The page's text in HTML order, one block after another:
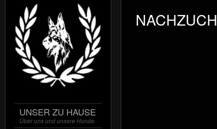
UNSER ZU HAUSE
Über uns und unsere Hunde